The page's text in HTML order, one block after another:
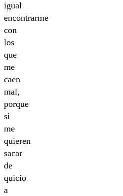
igual
encontrarme
con
los
que
me
caen
mal,
porque
si
me
quieren
sacar
de
quicio
a